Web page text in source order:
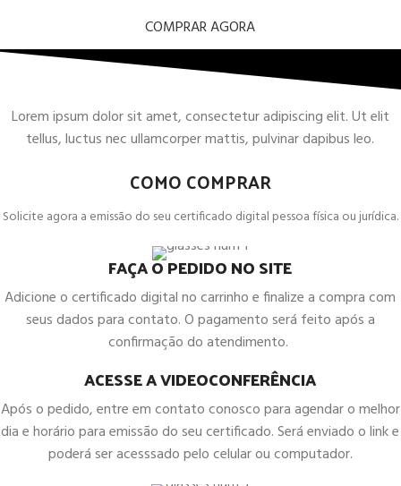
COMPRAR AGORA
Lorem ipsum dolor sit amet, consectetur adipiscing elit. Ut elit
tellus, luctus nec ullamcorper mattis, pulvinar dapibus leo.
COMO COMPRAR
Solicite agora a emissão do seu certificado digital pessoa física ou jurídica.
FAÇA O PEDIDO NO SITE
Adicione o certificado digital no carrinho e finalize a compra com
seus dados para contato. O pagamento será feito após a
confirmação do atendimento.
ACESSE A VIDEOCONFERÊNCIA
Após o pedido, entre em contato conosco para agendar o melhor
dia e horário para emissão do seu certificado. Será enviado o link e
poderá ser acesssado pelo celular ou computador.